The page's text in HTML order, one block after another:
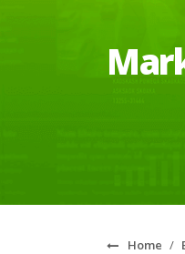
Home /